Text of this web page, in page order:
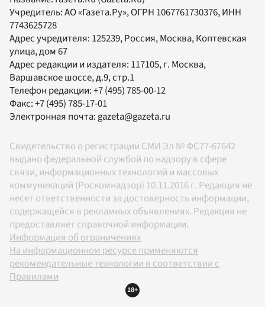
Учредитель:АО «Газета.Ру», ОГРН 1067761730376, ИНН
7743625728
Адрес учредителя: 125239, Россия, Москва, Коптевская
улица, дом 67
Адрес редакции и издателя: 117105, г. Москва,
Варшавское шоссе, д.9, стр.1
Телефон редакции:+7 (495) 785-00-12
Факс:+7 (495) 785-17-01
Электронная почта: gazeta@gazeta.ru
Свидетельство о регистрации СМИ Эл № ФС77-67642
выдано федеральной службой по надзору в сфере
связи, информационных технологий и массовых
коммуникаций (Роскомнадзор) 10.11.2016 г. Редакция не
несет ответственности за достоверность информации,
содержащейся в рекламных объявлениях. Редакция не
предоставляет справочной информации.
Информация об ограничениях
На информационном ресурсе применяются
рекомендательные технологии в соответствии с
Правилами
18+